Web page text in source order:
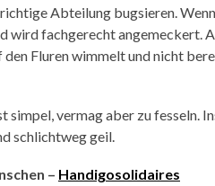
Abteilung bugsieren.
wird fachgerecht angemeckert.
den Fluren wimmelt und nicht
simpel, vermag aber zu fesseln.
schlichtweg geil.
– Handigosolidaires